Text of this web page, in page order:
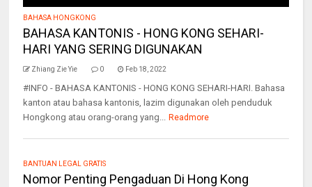
BAHASA HONGKONG
BAHASA KANTONIS - HONG KONG SEHARI-
HARI YANG SERING DIGUNAKAN
Zhiang Zie Yie 0 Feb 18, 2022
#INFO - BAHASA KANTONIS - HONG KONG SEHARI-HARI. Bahasa
kanton atau bahasa kantonis, lazim digunakan oleh penduduk
Hongkong atau orang-orang yang... Readmore
BANTUAN LEGAL GRATIS
Nomor Penting Pengaduan Di Hong Kong